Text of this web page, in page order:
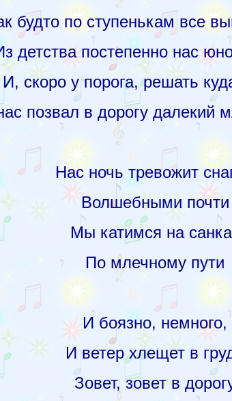
будто по ступенькам все
детства постепенно нас
И, скоро у порога, решать
позвал в дорогу далекий
Нас ночь тревожит
Волшебными почти
Мы катимся на
По млечному пути
И боязно, немного,
И ветер хлещет в
Зовет, зовет в